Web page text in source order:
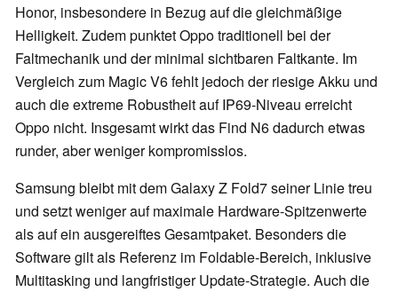
Honor, insbesondere in Bezug auf die gleichmäßige
Helligkeit. Zudem punktet Oppo traditionell bei der
Faltmechanik und der minimal sichtbaren Faltkante. Im
Vergleich zum Magic V6 fehlt jedoch der riesige Akku und
auch die extreme Robustheit auf IP69-Niveau erreicht
Oppo nicht. Insgesamt wirkt das Find N6 dadurch etwas
runder, aber weniger kompromisslos.
Samsung bleibt mit dem Galaxy Z Fold7 seiner Linie treu
und setzt weniger auf maximale Hardware-Spitzenwerte
als auf ein ausgereiftes Gesamtpaket. Besonders die
Software gilt als Referenz im Foldable-Bereich, inklusive
Multitasking und langfristiger Update-Strategie. Auch die